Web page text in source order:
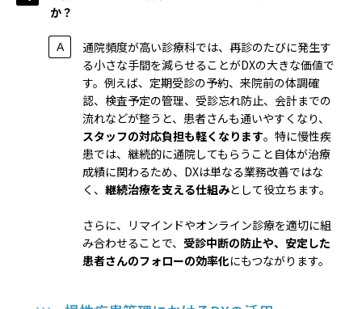
か？
通院頻度が高い診療科では、再診のたびに発生す
る小さな手間を減らせることがDXの大きな価値で
す。例えば、定期受診の予約、来院前の体調確
認、検査予定の管理、受診忘れ防止、会計までの
流れなどが整うと、患者さんも通いやすくなり、
スタッフの対応負担も軽くなります。特に慢性疾
患では、継続的に通院してもらうこと自体が治療
成績に関わるため、DXは単なる業務改善ではな
く、 継続治療を支える仕組みとして役立ちます。
さらに、リマインドやオンライン診療を適切に組
み合わせることで、 受診中断の防止や、安定した
患者さんのフォローの効率化にもつながります。